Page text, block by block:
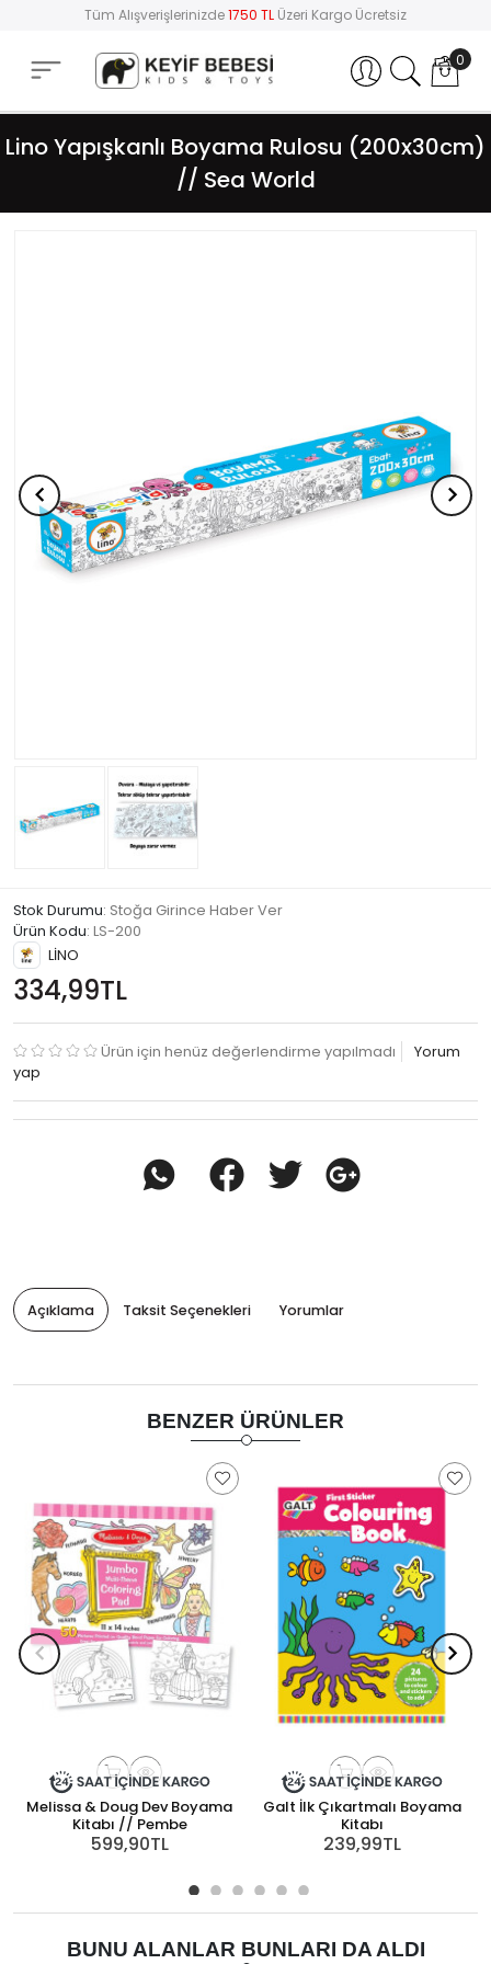
Tüm Alışverişlerinizde1750 TL Üzeri Kargo Ücretsiz
Hesabım 0
Lino Yapışkanlı Boyama Rulosu (200x30cm)
// Sea World
Stok Durumu: Stoğa Girince Haber Ver
Ürün Kodu: LS-200
LİNO
334,99TL
Ürün için henüz değerlendirme yapılmadı
Yorum
yap
Açıklama Taksit Seçenekleri Yorumlar
BENZER ÜRÜNLER
Melissa & Doug Dev Boyama
Kitabı // Pembe
599,90TL
Galt İlk Çıkartmalı Boyama
Kitabı
239,99TL
BUNU ALANLAR BUNLARI DA ALDI